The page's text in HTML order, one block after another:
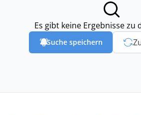
Es gibt keine Ergebnisse zu
Suche speichern